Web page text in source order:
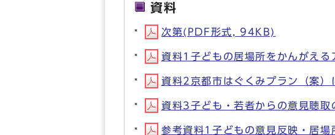
資料
次第(PDF形式, 94KB)
資料1子どもの居場所をかんがえ
資料2京都市はぐくみプラン（案
資料3子ども・若者からの意見聴
参考資料1子どもの意見反映・居